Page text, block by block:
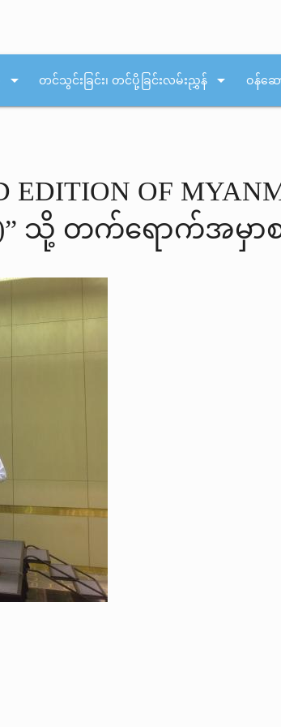
arrow_drop_down တင်သွင်းခြင်း၊ တင်ပို့ခြင်းလမ်းညွှန် arrow_drop_down ဝန်ဆ
OF
သို့ တက်ရောက်အမှာစ